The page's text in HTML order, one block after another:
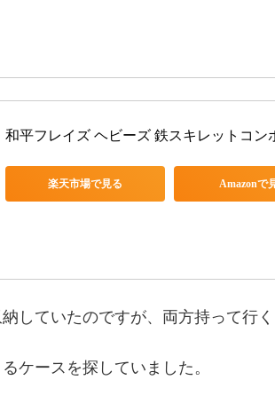
和平フレイズ ヘビーズ 鉄スキレットコン
楽天市場で見る Amazonで
していたのですが、両方持って行く
ケースを探していました。